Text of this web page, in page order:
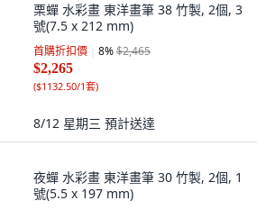
栗蟬 水彩畫 東洋畫筆 38 竹製, 2個, 3
號(7.5 x 212 mm)
首購折扣價 8%$2,465
$2,265
($1132.50/1套)
8/12 星期三 預計送達
夜蟬 水彩畫 東洋畫筆 30 竹製, 2個, 1
號(5.5 x 197 mm)